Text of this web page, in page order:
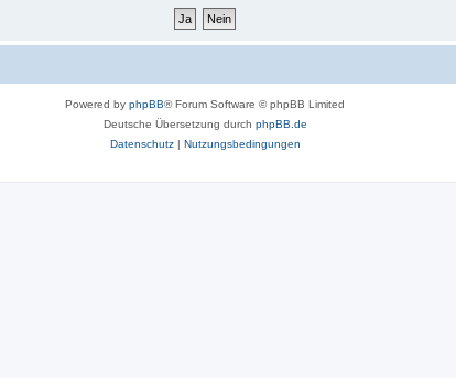
Powered by phpBB® Forum Software © phpBB Limited
Deutsche Übersetzung durch phpBB.de
Datenschutz| Nutzungsbedingungen